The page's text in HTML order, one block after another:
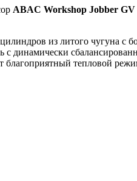
ABAC Workshop Jobber GV
из литого чугуна
с динамически
тепловой